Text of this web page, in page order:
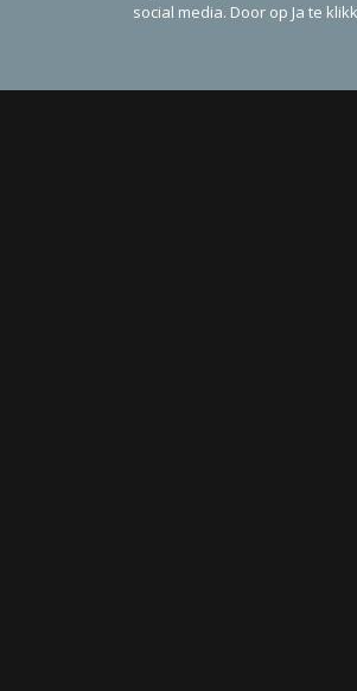
social media. Door op Ja te